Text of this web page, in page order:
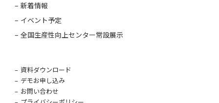
新着情報
イベント予定
全国生産性向上センター常設展示
資料ダウンロード
デモお申し込み
お問い合わせ